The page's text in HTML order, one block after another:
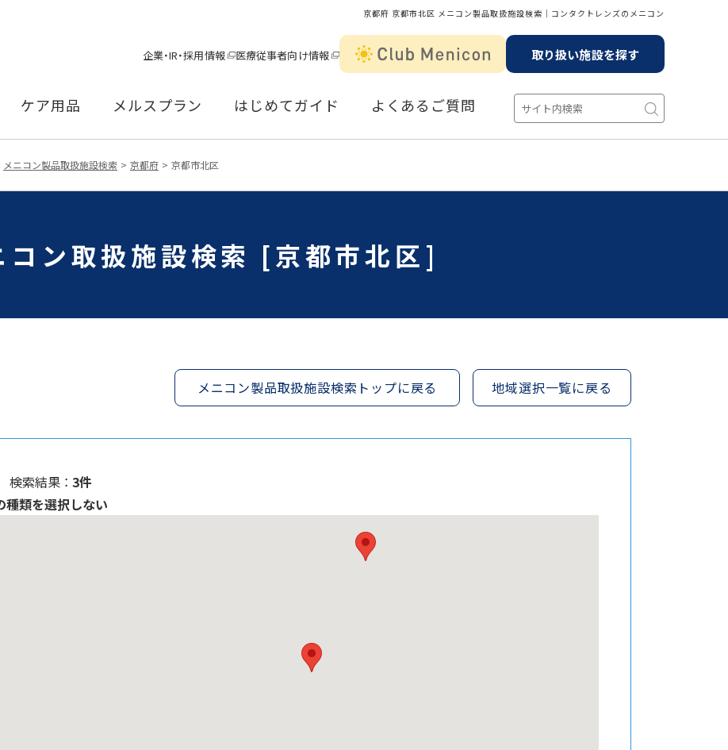
京都府 京都市北区 メニコン製品取扱施設検索│コンタクトレンズのメニコン
企業・IR・採用情報 医療従事者向け情報 取り扱い施設を探す
ケア用品 メルスプラン はじめてガイド よくあるご質問
メニコン製品取扱施設検索 京都府 京都市北区
コン取扱施設検索 [京都市北区]
メニコン製品取扱施設検索トップに戻る 地域選択一覧に戻る
検索結果 ： 3件
種類を選択しない